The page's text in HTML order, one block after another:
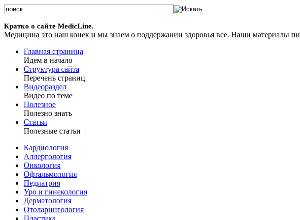
Кратко о сайте MedicLine.
Медицина это наш конек и мы знаем о поддержании здоровья все. Наши материалы
Главная страница
Идем в начало
Структура сайта
Перечень страниц
Видеораздел
Видео по теме
Полезное
Полезно знать
Статьи
Полезные статьи
Кардиология
Аллергология
Онкология
Офтальмология
Педиатрия
Уро и гинекология
Дерматология
Отоларингология
Пластика